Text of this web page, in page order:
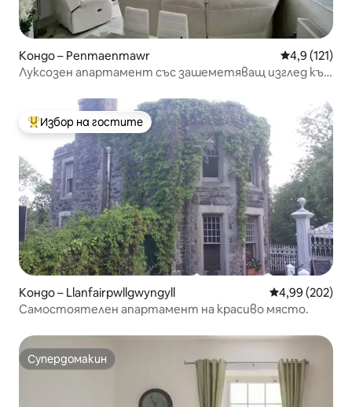
Кондо – Penmaenmawr Средна
4,9 (121)
Луксозен апартамент със зашеметяващ изглед към
Най-популярен избор на гостите
Избор на гостите
Кондо – Llanfairpwllgwyngyll Средна
4,99 (202)
Самостоятелен апартамент на красиво място.
Супердомакин
Супердомакин